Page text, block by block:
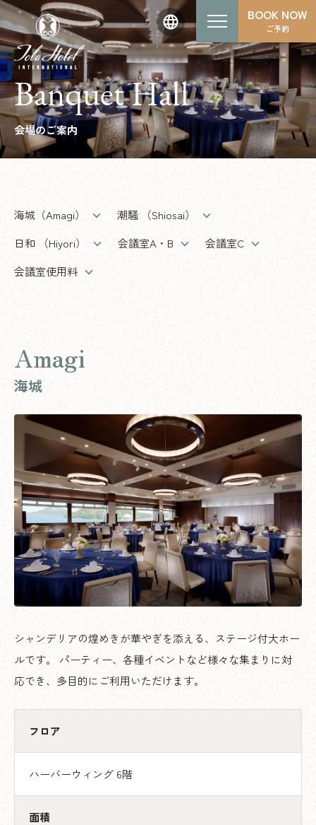
BOOK NOW
ご予約
Banquet Hall
会場のご案内
海城（Amagi）
潮騒 （Shiosai）
日和 （Hiyori）
会議室A・B
会議室C
会議室使用料
Amagi
海城
シャンデリアの煌めきが華やぎを添える、ステージ付大ホー
ルです。 パーティー、各種イベントなど様々な集まりに対
応でき、多目的にご利用いただけます。
フロア
ハーバーウィング 6階
面積